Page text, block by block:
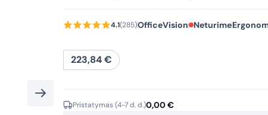
4.1(285)OfficeVision Neturime
223,84€
Pristatymas (4-7 d. d.)0,00€